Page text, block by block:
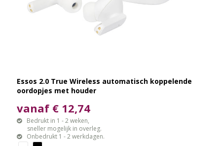
Essos 2.0 True Wireless automatisch koppelende
oordopjes met houder
vanaf € 12,74
Bedrukt in 1 - 2 weken,
sneller mogelijk in overleg.
Onbedrukt 1 - 2 werkdagen.